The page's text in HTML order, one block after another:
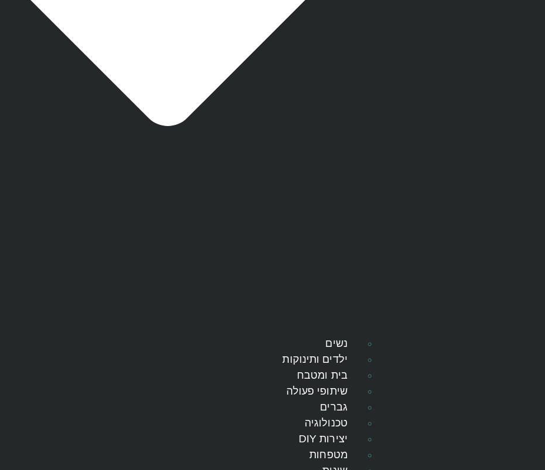
נשים
ילדים ותינוקות
בית ומטבח
שיתופי פעולה
גברים
טכנולוגיה
יצירות DIY
מטפחות